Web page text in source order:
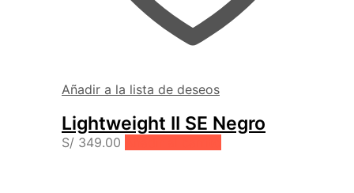
Añadir a la lista de deseos
Lightweight II SE Negro
S/ 349.00